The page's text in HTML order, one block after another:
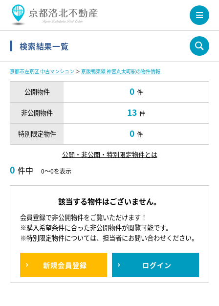
検索結果一覧
京都市左京区 中古マンション ＞ 京阪鴨東線 神宮丸太町駅の物件情報
公開物件 0 件
非公開物件 13 件
特別限定物件 0 件
公開・非公開・特別限定物件とは
0 件中 0～0を表示
該当する物件はございません。
会員登録で非公開物件をご覧いただけます！
※購入希望条件に合った非公開物件が閲覧可能です。
※特別限定物件については、担当者にお問い合わせください。
新規会員登録 ログイン